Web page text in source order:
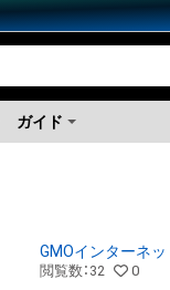
ガイド
GMOインターネッ
閲覧数 ： 32 0